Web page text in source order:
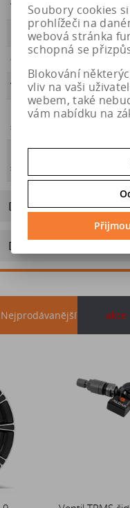
Třída hluku B
HLUČNOST 74
OBDOBÍ letní
VALIVÝ ODPOR C
Přilnavost na
sněhu
NE
štítek
Dotaz na výrobek
Doporučit výrobek
Nejprodávanější akce
Soubory cookies
prohlížeči na
webová stránka
schopná se
Blokování
vliv na vaši
webem, také
vám nabídku na